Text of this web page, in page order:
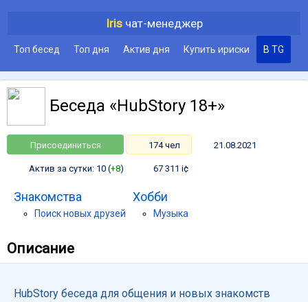
Irisчат-менеджер
Топ бесед Топ дня Актив дня Купить ириски В TG
Беседа «HubStory 18+»
Присоединиться 174 чел 21.08.2021
Актив за сутки: 10 (+8) 67 311 i¢
Знакомства
Поиск новых друзей
Хобби
Музыка
Описание
HubStory беседа для общения и новых знакомств